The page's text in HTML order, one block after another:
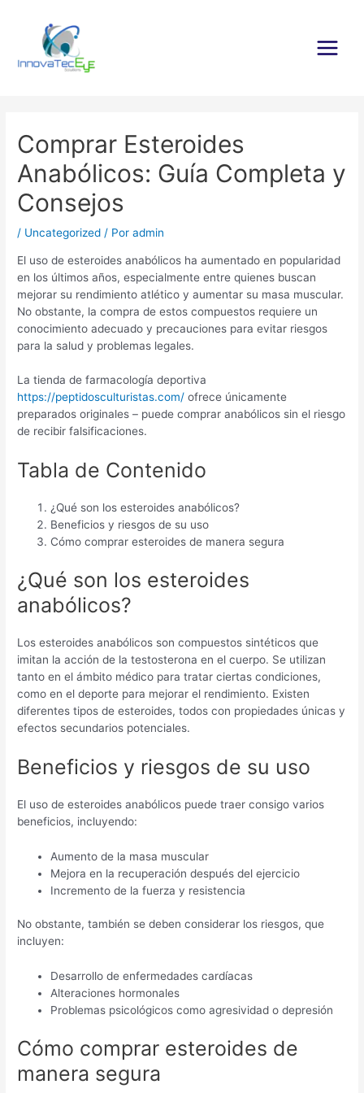
contenido
Main
Comprar Esteroides
Anabólicos: Guía Completa y
Consejos
/ Uncategorized / Poradmin
El uso de esteroides anabólicos ha aumentado en popularidad
en los últimos años, especialmente entre quienes buscan
mejorar su rendimiento atlético y aumentar su masa muscular.
No obstante, la compra de estos compuestos requiere un
conocimiento adecuado y precauciones para evitar riesgos
para la salud y problemas legales.
La tienda de farmacología deportiva
https://peptidosculturistas.com/ ofrece únicamente
preparados originales – puede comprar anabólicos sin el riesgo
de recibir falsificaciones.
Tabla de Contenido
¿Qué son los esteroides anabólicos?
Beneficios y riesgos de su uso
Cómo comprar esteroides de manera segura
¿Qué son los esteroides
anabólicos?
Los esteroides anabólicos son compuestos sintéticos que
imitan la acción de la testosterona en el cuerpo. Se utilizan
tanto en el ámbito médico para tratar ciertas condiciones,
como en el deporte para mejorar el rendimiento. Existen
diferentes tipos de esteroides, todos con propiedades únicas y
efectos secundarios potenciales.
Beneficios y riesgos de su uso
El uso de esteroides anabólicos puede traer consigo varios
beneficios, incluyendo:
Aumento de la masa muscular
Mejora en la recuperación después del ejercicio
Incremento de la fuerza y resistencia
No obstante, también se deben considerar los riesgos, que
incluyen:
Desarrollo de enfermedades cardíacas
Alteraciones hormonales
Problemas psicológicos como agresividad o depresión
Cómo comprar esteroides de
manera segura